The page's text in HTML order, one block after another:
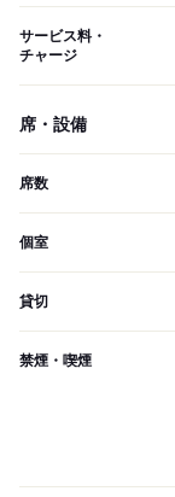
サービス料・
チャージ
席・設備
席数
個室
貸切
禁煙・喫煙